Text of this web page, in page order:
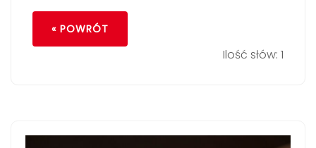
« POWRÓT
Ilość słów: 1